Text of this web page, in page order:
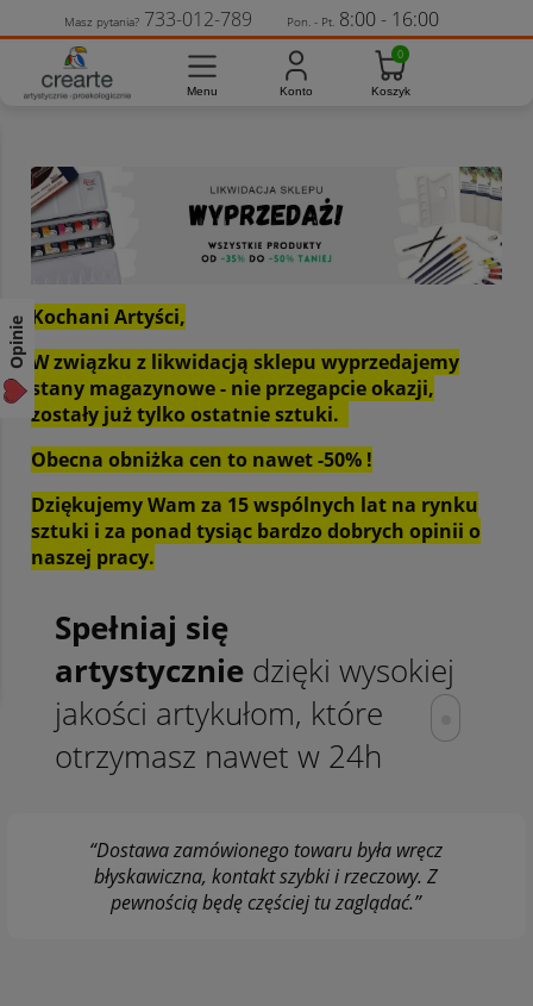
Kochani Artyści,
W związku z likwidacją sklepu wyprzedajemy
stany magazynowe - nie przegapcie okazji,
zostały już tylko ostatnie sztuki.
Obecna obniżka cen to nawet -50% !
Dziękujemy Wam za 15 wspólnych lat na rynku
sztuki i za ponad tysiąc bardzo dobrych opinii o
naszej pracy.
Spełniaj się
artystycznie dzięki wysokiej
jakości artykułom, które
otrzymasz nawet w 24h
“Dostawa zamówionego towaru była wręcz
błyskawiczna, kontakt szybki i rzeczowy. Z
pewnością będę częściej tu zaglądać.”
Masz pytania? 733-012-789 Pon. - Pt. 8:00 - 16:00
Opinie